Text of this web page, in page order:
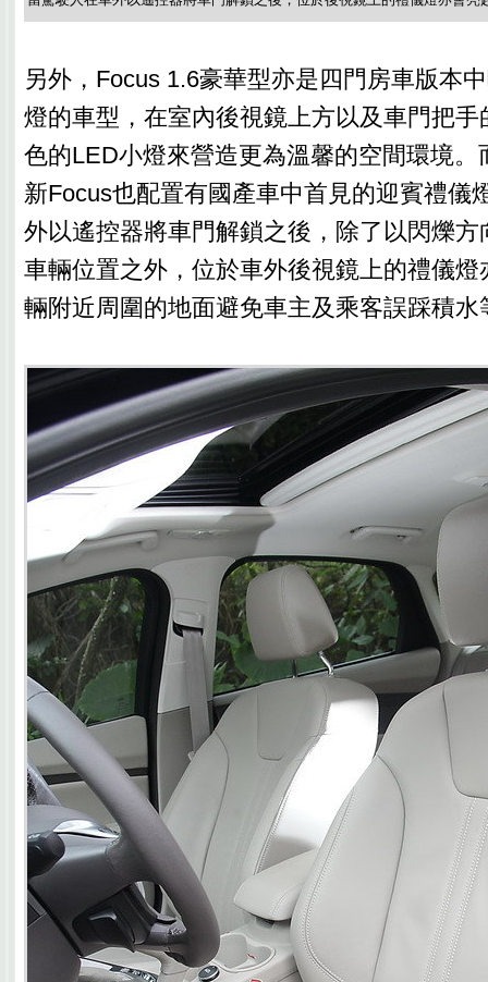
另外，Focus 1.6豪華型亦是四門房車版本
燈的車型，在室內後視鏡上方以及車門把
色的LED小燈來營造更為溫馨的空間環境。
新Focus也配置有國產車中首見的迎賓禮儀
外以遙控器將車門解鎖之後，除了以閃爍
車輛位置之外，位於車外後視鏡上的禮儀
輛附近周圍的地面避免車主及乘客誤踩積水